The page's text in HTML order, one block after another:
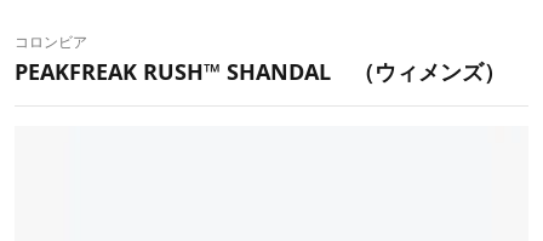
コロンビア
PEAKFREAK RUSH™ SHANDAL （ウィメンズ）